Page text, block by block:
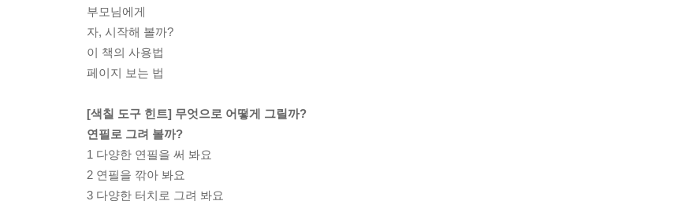
부모님에게
자, 시작해 볼까?
이 책의 사용법
페이지 보는 법
[색칠 도구 힌트] 무엇으로 어떻게 그릴까?
연필로 그려 볼까?
1 다양한 연필을 써 봐요
2 연필을 깎아 봐요
3 다양한 터치로 그려 봐요